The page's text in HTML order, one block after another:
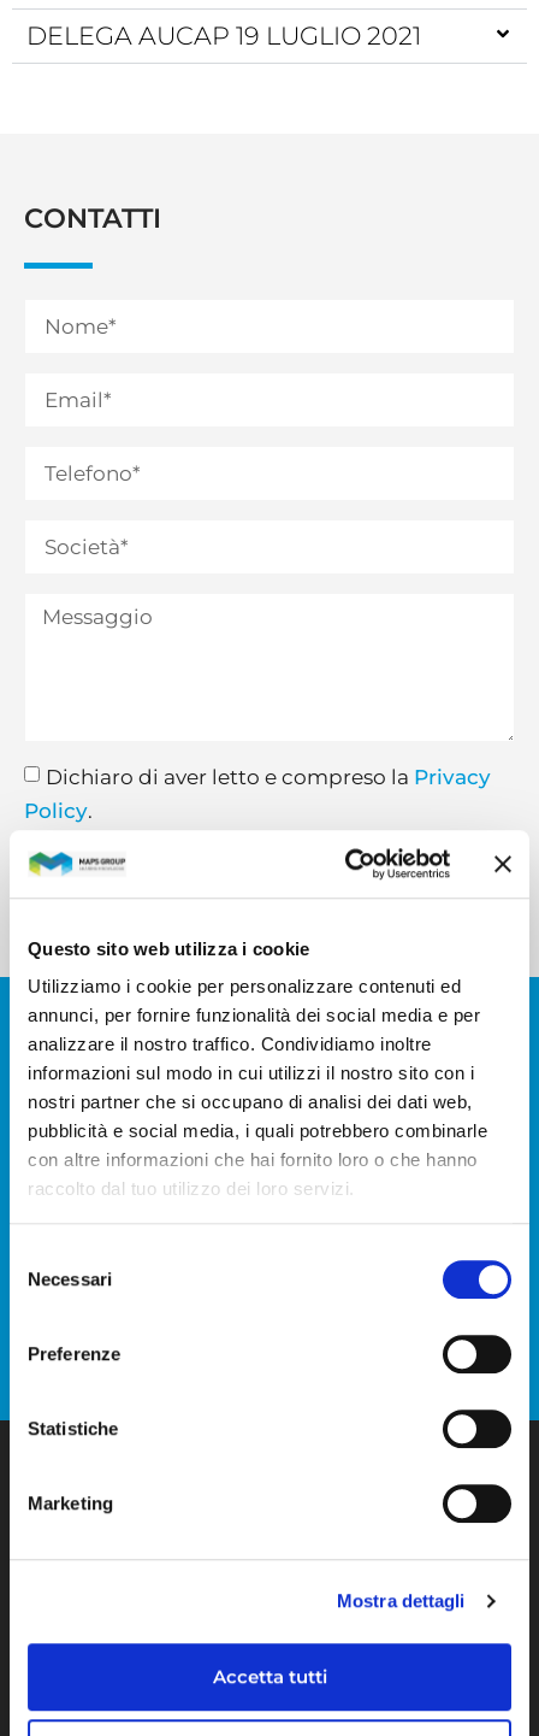
Questo sito web utilizza i cookie
Utilizziamo i cookie per personalizzare contenuti ed
annunci, per fornire funzionalità dei social media e per
analizzare il nostro traffico. Condividiamo inoltre
informazioni sul modo in cui utilizzi il nostro sito con i
nostri partner che si occupano di analisi dei dati web,
pubblicità e social media, i quali potrebbero combinarle
con altre informazioni che hai fornito loro o che hanno
raccolto dal tuo utilizzo dei loro servizi.
delNecessari
Preferenze
Statistiche
Marketing
Mostra dettagli
Accetta tutti
DELEGA AUCAP 19 LUGLIO 2021
CONTATTI
Dichiaro di aver letto e compreso la Privacy
Policy.
INVIA MESSAGGIO
ISCRIVITI ALLA NEWSLETTER
FINANZIARIA
Operare innovando
News